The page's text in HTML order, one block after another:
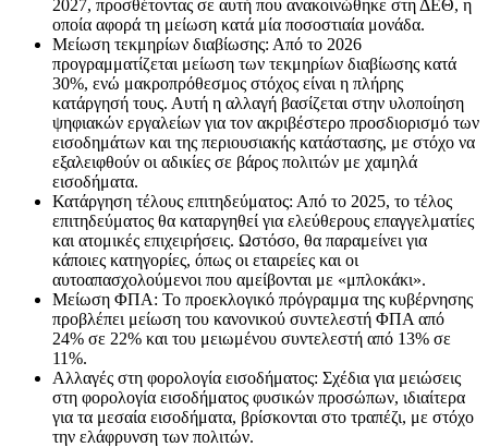
2027, προσθέτοντας σε αυτή που ανακοινώθηκε στη ΔΕΘ, η
οποία αφορά τη μείωση κατά μία ποσοστιαία μονάδα.
Μείωση τεκμηρίων διαβίωσης: Από το 2026
προγραμματίζεται μείωση των τεκμηρίων διαβίωσης κατά
30%, ενώ μακροπρόθεσμος στόχος είναι η πλήρης
κατάργησή τους. Αυτή η αλλαγή βασίζεται στην υλοποίηση
ψηφιακών εργαλείων για τον ακριβέστερο προσδιορισμό των
εισοδημάτων και της περιουσιακής κατάστασης, με στόχο να
εξαλειφθούν οι αδικίες σε βάρος πολιτών με χαμηλά
εισοδήματα.
Κατάργηση τέλους επιτηδεύματος: Από το 2025, το τέλος
επιτηδεύματος θα καταργηθεί για ελεύθερους επαγγελματίες
και ατομικές επιχειρήσεις. Ωστόσο, θα παραμείνει για
κάποιες κατηγορίες, όπως οι εταιρείες και οι
αυτοαπασχολούμενοι που αμείβονται με «μπλοκάκι».
Μείωση ΦΠΑ: Το προεκλογικό πρόγραμμα της κυβέρνησης
προβλέπει μείωση του κανονικού συντελεστή ΦΠΑ από
24% σε 22% και του μειωμένου συντελεστή από 13% σε
11%.
Αλλαγές στη φορολογία εισοδήματος: Σχέδια για μειώσεις
στη φορολογία εισοδήματος φυσικών προσώπων, ιδιαίτερα
για τα μεσαία εισοδήματα, βρίσκονται στο τραπέζι, με στόχο
την ελάφρυνση των πολιτών.